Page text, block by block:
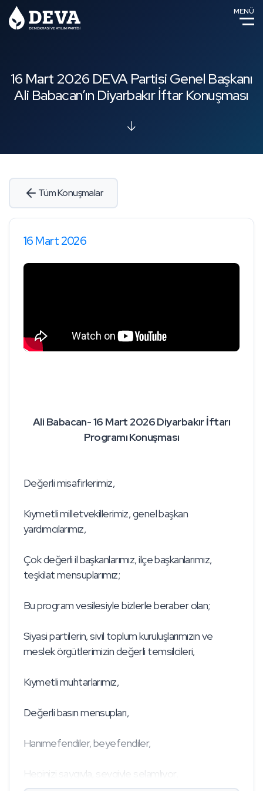
MENÜ
16 Mart 2026 DEVA Partisi Genel Başkanı
Ali Babacan’ın Diyarbakır İftar Konuşması
Tüm Konuşmalar
16 Mart 2026
Ali Babacan- 16 Mart 2026 Diyarbakır İftarı
Programı Konuşması
Değerli misafirlerimiz,
Kıymetli milletvekillerimiz, genel başkan
yardımcılarımız,
Çok değerli il başkanlarımız, ilçe başkanlarımız,
teşkilat mensuplarımız;
Bu program vesilesiyle bizlerle beraber olan;
Siyasi partilerin, sivil toplum kuruluşlarımızın ve
meslek örgütlerimizin değerli temsilcileri,
Kıymetli muhtarlarımız,
Değerli basın mensupları,
Hanımefendiler, beyefendiler,
Hepinizi saygıyla, sevgiyle selamlıyor,